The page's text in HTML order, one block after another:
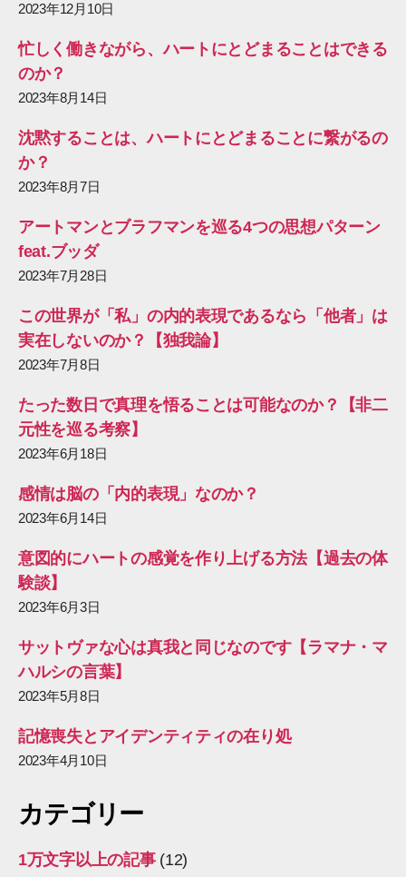
2023年12月10日
忙しく働きながら、ハートにとどまることはできる
のか？
2023年8月14日
沈黙することは、ハートにとどまることに繋がるの
か？
2023年8月7日
アートマンとブラフマンを巡る4つの思想パターン
feat.ブッダ
2023年7月28日
この世界が「私」の内的表現であるなら「他者」は
実在しないのか？【独我論】
2023年7月8日
たった数日で真理を悟ることは可能なのか？【非二
元性を巡る考察】
2023年6月18日
感情は脳の「内的表現」なのか？
2023年6月14日
意図的にハートの感覚を作り上げる方法【過去の体
験談】
2023年6月3日
サットヴァな心は真我と同じなのです【ラマナ・マ
ハルシの言葉】
2023年5月8日
記憶喪失とアイデンティティの在り処
2023年4月10日
カテゴリー
1万文字以上の記事(12)